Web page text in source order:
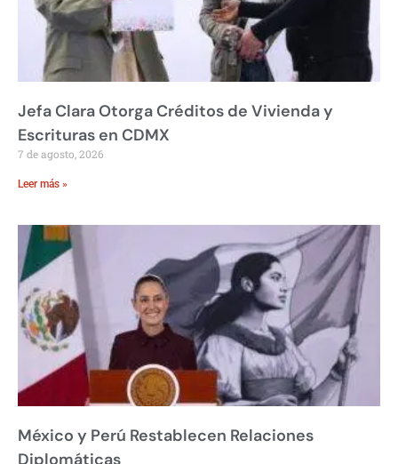
Jefa Clara Otorga Créditos de Vivienda y
Escrituras en CDMX
7 de agosto, 2026
Leer más »
México y Perú Restablecen Relaciones
Diplomáticas